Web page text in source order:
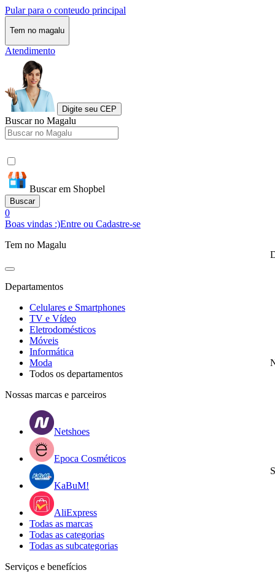
Pular para o conteudo principal
Tem no magalu
Atendimento
Digite seu CEP
Buscar no Magalu
Buscar em Shopbel
Buscar
0
Boas vindas :)Entre ou Cadastre-se
Tem no Magalu
Departamentos
Celulares e Smartphones
TV e Vídeo
Eletrodomésticos
Móveis
Informática
Moda
Todos os departamentos
Nossas marcas e parceiros
Netshoes
Epoca Cosméticos
KaBuM!
AliExpress
Todas as marcas
Todas as categorias
Todas as subcategorias
Serviços e benefícios